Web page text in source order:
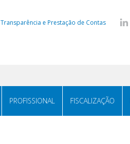
Transparência e Prestação de Contas
PROFISSIONAL FISCALIZAÇÃO